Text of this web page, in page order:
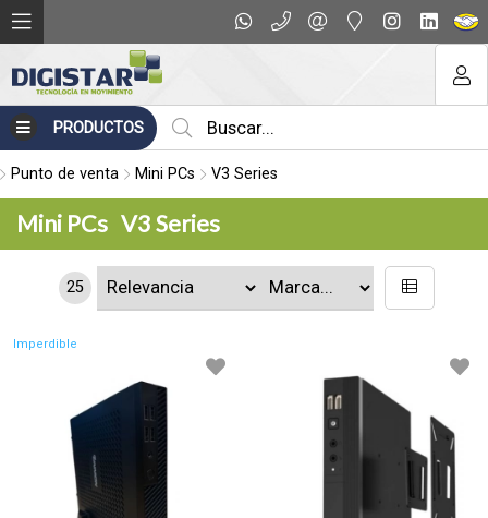
PRODUCTOS
Punto de venta Mini PCs V3 Series
Mini PCs V3 Series
25
Imperdible